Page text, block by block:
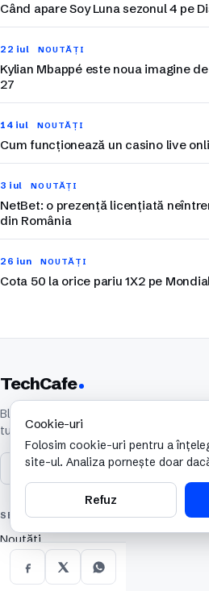
Când apare Soy Luna sezonul 4 pe
22 iul NOUTĂȚI
Kylian Mbappé este noua imagine
27
14 iul NOUTĂȚI
Cum funcționează un casino live
3 iul NOUTĂȚI
NetBet: o prezență licențiată
din România
26 iun NOUTĂȚI
Cota 50 la orice pariu 1X2 pe
TechCafe
Blog noutăți și știri IT, evenimente IT și
tutoriale
SECȚIUNI
Noutăți
Tehnologie
Jocuri
Cookie-uri
Folosim cookie-uri pentru a
site-ul. Analiza pornește doar
Refuz